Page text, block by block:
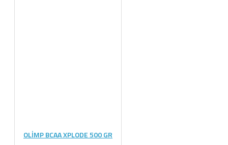
OLİMP BCAA XPLODE 500 GR